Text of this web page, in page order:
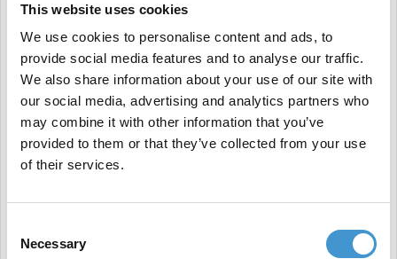
This website uses cookies
We use cookies to personalise content and ads, to
provide social media features and to analyse our traffic.
We also share information about your use of our site with
our social media, advertising and analytics partners who
may combine it with other information that you’ve
provided to them or that they’ve collected from your use
of their services.
Selection
Necessary
Nyborg relativt set.
Dette understreger vigtigheden i at skabe en
dybdegående content strategi, hvor man omfavner
hele emner frem for kun enkelte keywords, og hvor
man fanger så mange søgninger som muligt. Gør
man det, kan man trods sit mindre brand vinde
Trods links stadig er vigtige for at kunne konkurrere
blandt de største, er det yderligere tydeligt at se,